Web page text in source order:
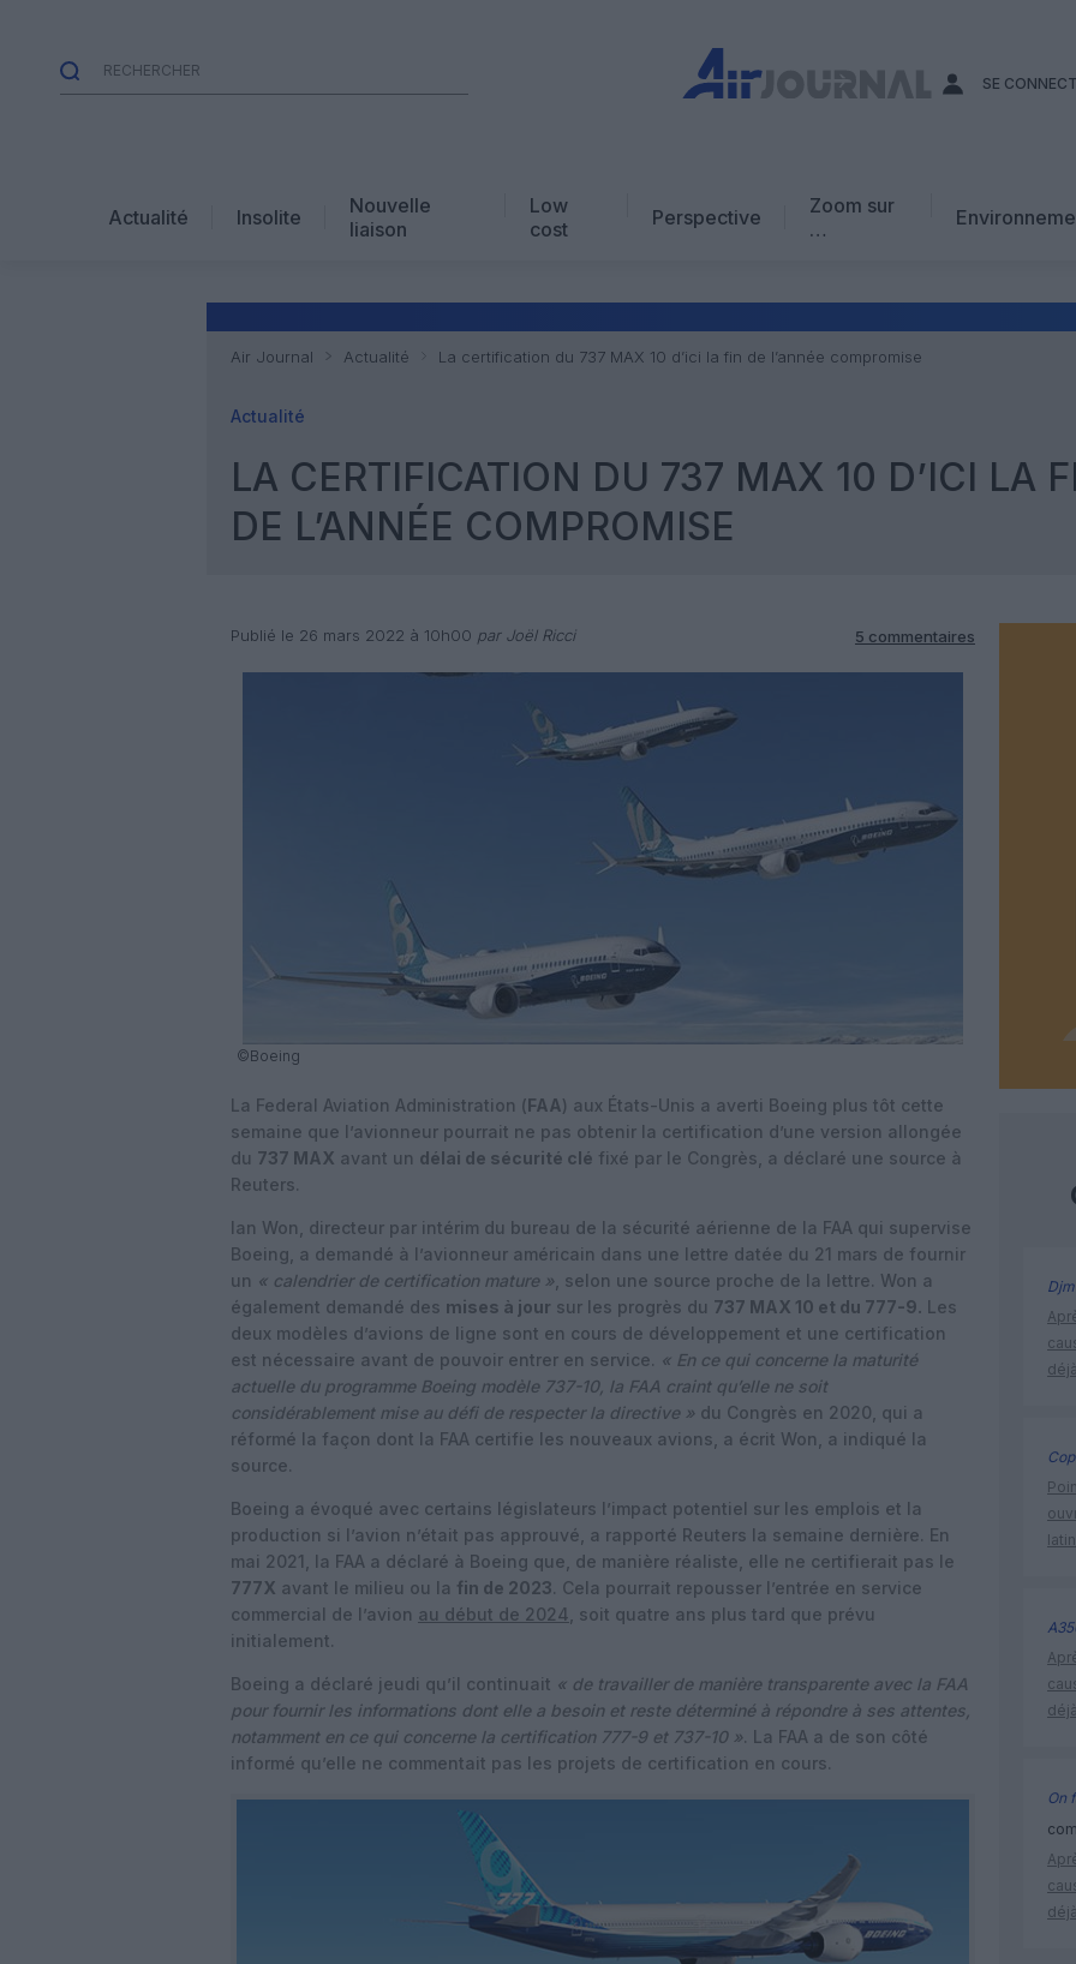
SE
Actualité Insolite
Nouvelle
liaison
Low
cost
Perspective
Zoom sur
…
Avis d’expert
Air Journal Actualité La certification du 737 MAX 10 d’ici la fin de l’année compromise
Actualité
LA CERTIFICATION DU 737 MAX 10 D’ICI LA
DE L’ANNÉE COMPROMISE
Publié le 26 mars 2022 à 10h00 par Joël Ricci 5 commentaires
©Boeing
La Federal Aviation Administration (FAA) aux États-Unis a averti Boeing plus tôt cette
semaine que l’avionneur pourrait ne pas obtenir la certification d’une version allongée
du 737 MAX avant un délai de sécurité clé fixé par le Congrès, a déclaré une source à
Reuters.
Ian Won, directeur par intérim du bureau de la sécurité aérienne de la FAA qui supervise
Boeing, a demandé à l’avionneur américain dans une lettre datée du 21 mars de fournir
un « calendrier de certification mature » , selon une source proche de la lettre. Won a
également demandé des mises à jour sur les progrès du 737 MAX 10 et du 777-9. Les
deux modèles d’avions de ligne sont en cours de développement et une certification
est nécessaire avant de pouvoir entrer en service. « En ce qui concerne la maturité
actuelle du programme Boeing modèle 737-10, la FAA craint qu’elle ne soit
considérablement mise au défi de respecter la directive » du Congrès en 2020, qui a
réformé la façon dont la FAA certifie les nouveaux avions, a écrit Won, a indiqué la
source.
Boeing a évoqué avec certains législateurs l’impact potentiel sur les emplois et la
production si l’avion n’était pas approuvé, a rapporté Reuters la semaine dernière. En
mai 2021, la FAA a déclaré à Boeing que, de manière réaliste, elle ne certifierait pas le
777X avant le milieu ou la fin de 2023. Cela pourrait repousser l’entrée en service
commercial de l’avion au début de 2024 , soit quatre ans plus tard que prévu
initialement.
Boeing a déclaré jeudi qu’il continuait « de travailler de manière transparente avec la FAA
pour fournir les informations dont elle a besoin et reste déterminé à répondre à ses attentes,
notamment en ce qui concerne la certification 777-9 et 737-10 ». La FAA a de son côté
informé qu’elle ne commentait pas les projets de certification en cours.
Djm
On